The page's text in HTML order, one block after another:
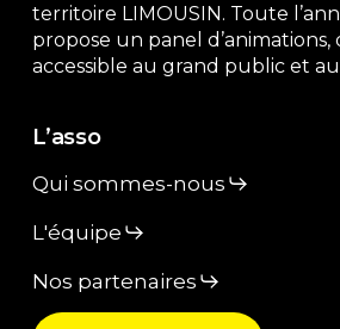
territoire LIMOUSIN. Toute
propose un panel d’animations,
accessible au grand public et
L’asso
Qui sommes-nous
L'équipe
Nos partenaires